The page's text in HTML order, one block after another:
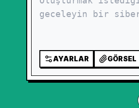
AYARLAR GÖRSEL